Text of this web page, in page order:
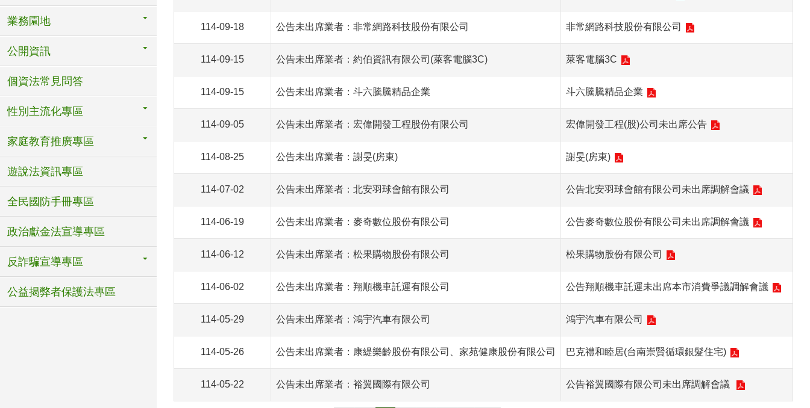
業務園地
公開資訊
個資法常見問答
性別主流化專區
家庭教育推廣專區
遊說法資訊專區
全民國防手冊專區
政治獻金法宣導專區
反詐騙宣導專區
公益揭弊者保護法專區
114-09-18 公告未出席業者：非常網路科技股份有限公司 非常網路科技股份有限公司
114-09-15 公告未出席業者：約伯資訊有限公司(萊客電腦3C) 萊客電腦3C
114-09-15 公告未出席業者：斗六騰騰精品企業 斗六騰騰精品企業
114-09-05 公告未出席業者：宏偉開發工程股份有限公司 宏偉開發工程(股)公司未出席公告
114-08-25 公告未出席業者：謝旻(房東) 謝旻(房東)
114-07-02 公告未出席業者：北安羽球會館有限公司 公告北安羽球會館有限公司未出席調解會議
114-06-19 公告未出席業者：麥奇數位股份有限公司 公告麥奇數位股份有限公司未出席調解會議
114-06-12 公告未出席業者：松果購物股份有限公司 松果購物股份有限公司
114-06-02 公告未出席業者：翔順機車託運有限公司 公告翔順機車託運未出席本市消費爭議調解會議
114-05-29 公告未出席業者：鴻宇汽車有限公司 鴻宇汽車有限公司
114-05-26 公告未出席業者：康緹樂齡股份有限公司、家苑健康股份有限公司 巴克禮和睦居(台南崇賢循環銀髮住宅)
114-05-22 公告未出席業者：裕翼國際有限公司 公告裕翼國際有限公司未出席調解會議